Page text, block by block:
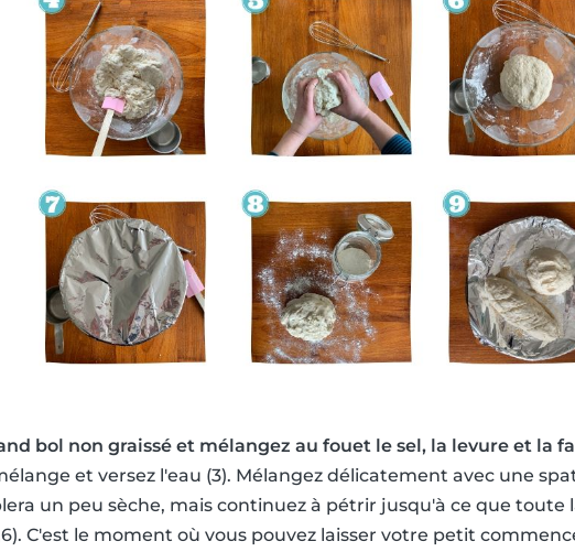
bol non graissé et mélangez au fouet le sel, la levure et la
et versez l'eau (3). Mélangez délicatement avec une
un peu sèche, mais continuez à pétrir jusqu'à ce que toute
C'est le moment où vous pouvez laisser votre petit